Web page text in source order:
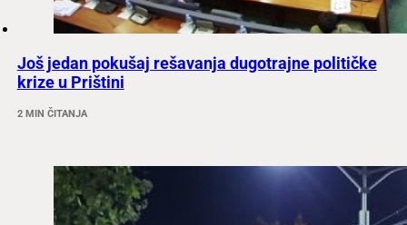
Još jedan pokušaj rešavanja dugotrajne političke
krize u Prištini
2 MIN ČITANJA